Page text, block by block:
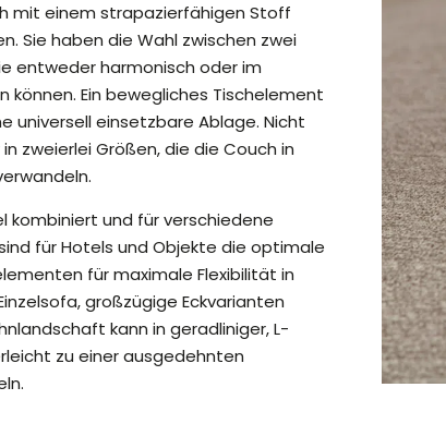
mit einem strapazierfähigen Stoff
Sie haben die Wahl zwischen zwei
entweder harmonisch oder im
Ein bewegliches Tischelement
universell einsetzbare Ablage. Nicht
zweierlei Größen, die die Couch in
kombiniert und für verschiedene
für Hotels und Objekte die optimale
für maximale Flexibilität in
großzügige Eckvarianten
kann in geradliniger, L-
zu einer ausgedehnten